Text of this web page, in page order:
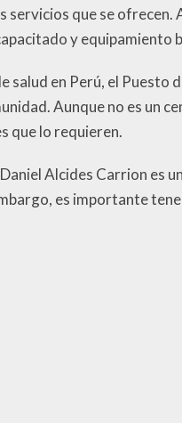
que se ofrecen.
y equipamiento
salud en Perú, el
Aunque no es un
que lo requieren.
Alcides Carrion es
es importante